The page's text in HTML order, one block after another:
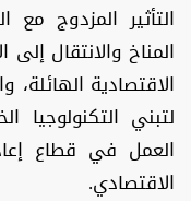
التأثير المزدوج
المناخ والانتقال إلى
الاقتصادية
لتبني التكنولوجيا
العمل في قطاع
الاقتصادي.